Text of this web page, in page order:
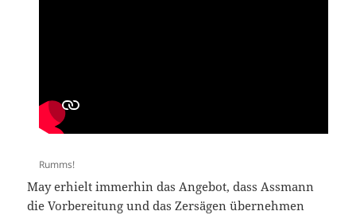
Rumms!
May erhielt immerhin das Angebot, dass Assmann
die Vorbereitung und das Zersägen übernehmen